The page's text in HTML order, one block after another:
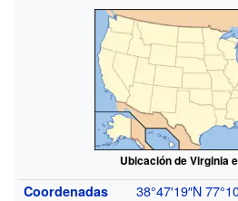
Ubicación de Virginia
Coordenadas 38°47′19″N